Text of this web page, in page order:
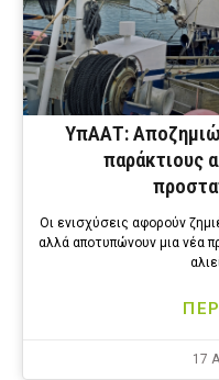
ΥπΑΑΤ:
παράκτιους
Οι ενισχύσεις αφορούν
αλλά αποτυπώνουν μια νέα
17